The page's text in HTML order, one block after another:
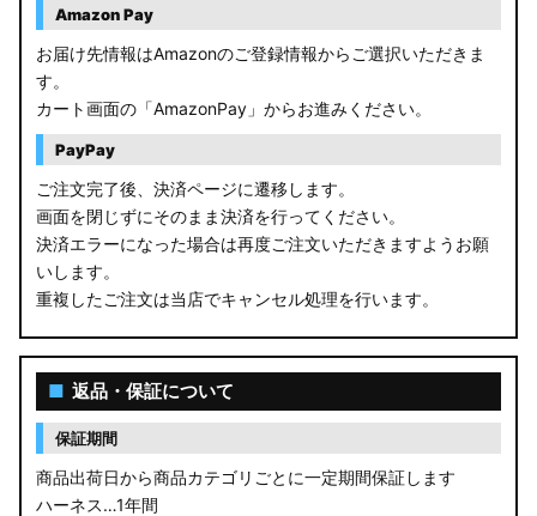
Amazon Pay
お届け先情報はAmazonのご登録情報からご選択いただきま
す。
カート画面の「AmazonPay」からお進みください。
PayPay
ご注文完了後、決済ページに遷移します。
画面を閉じずにそのまま決済を行ってください。
決済エラーになった場合は再度ご注文いただきますようお願
いします。
重複したご注文は当店でキャンセル処理を行います。
■ 返品・保証について
保証期間
商品出荷日から商品カテゴリごとに一定期間保証します
ハーネス…1年間